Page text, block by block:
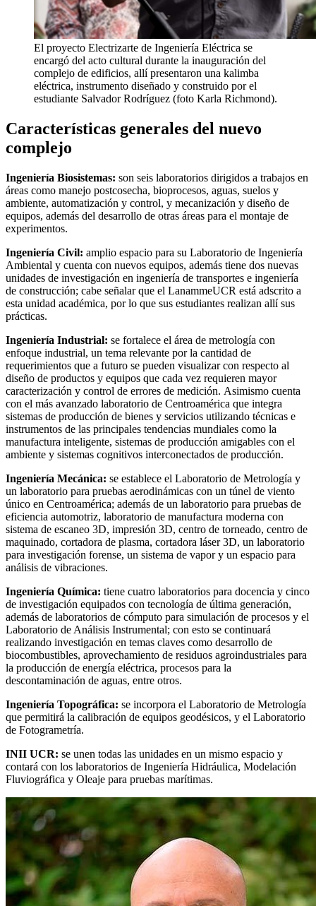
El proyecto Electrizarte de Ingeniería Eléctrica se
encargó del acto cultural durante la inauguración del
complejo de edificios, allí presentaron una kalimba
eléctrica, instrumento diseñado y construido por el
estudiante Salvador Rodríguez (foto Karla Richmond).
Características generales del nuevo
complejo
Ingeniería Biosistemas: son seis laboratorios dirigidos a trabajos en
áreas como manejo postcosecha, bioprocesos, aguas, suelos y
ambiente, automatización y control, y mecanización y diseño de
equipos, además del desarrollo de otras áreas para el montaje de
experimentos.
Ingeniería Civil: amplio espacio para su Laboratorio de Ingeniería
Ambiental y cuenta con nuevos equipos, además tiene dos nuevas
unidades de investigación en ingeniería de transportes e ingeniería
de construcción; cabe señalar que el LanammeUCR está adscrito a
esta unidad académica, por lo que sus estudiantes realizan allí sus
prácticas.
Ingeniería Industrial: se fortalece el área de metrología con
enfoque industrial, un tema relevante por la cantidad de
requerimientos que a futuro se pueden visualizar con respecto al
diseño de productos y equipos que cada vez requieren mayor
caracterización y control de errores de medición. Asimismo cuenta
con el más avanzado laboratorio de Centroamérica que integra
sistemas de producción de bienes y servicios utilizando técnicas e
instrumentos de las principales tendencias mundiales como la
manufactura inteligente, sistemas de producción amigables con el
ambiente y sistemas cognitivos interconectados de producción.
Ingeniería Mecánica: se establece el Laboratorio de Metrología y
un laboratorio para pruebas aerodinámicas con un túnel de viento
único en Centroamérica; además de un laboratorio para pruebas de
eficiencia automotriz, laboratorio de manufactura moderna con
sistema de escaneo 3D, impresión 3D, centro de torneado, centro de
maquinado, cortadora de plasma, cortadora láser 3D, un laboratorio
para investigación forense, un sistema de vapor y un espacio para
análisis de vibraciones.
Ingeniería Química: tiene cuatro laboratorios para docencia y cinco
de investigación equipados con tecnología de última generación,
además de laboratorios de cómputo para simulación de procesos y el
Laboratorio de Análisis Instrumental; con esto se continuará
realizando investigación en temas claves como desarrollo de
biocombustibles, aprovechamiento de residuos agroindustriales para
la producción de energía eléctrica, procesos para la
descontaminación de aguas, entre otros.
Ingeniería Topográfica: se incorpora el Laboratorio de Metrología
que permitirá la calibración de equipos geodésicos, y el Laboratorio
de Fotogrametría.
INII UCR: se unen todas las unidades en un mismo espacio y
contará con los laboratorios de Ingeniería Hidráulica, Modelación
Fluviográfica y Oleaje para pruebas marítimas.